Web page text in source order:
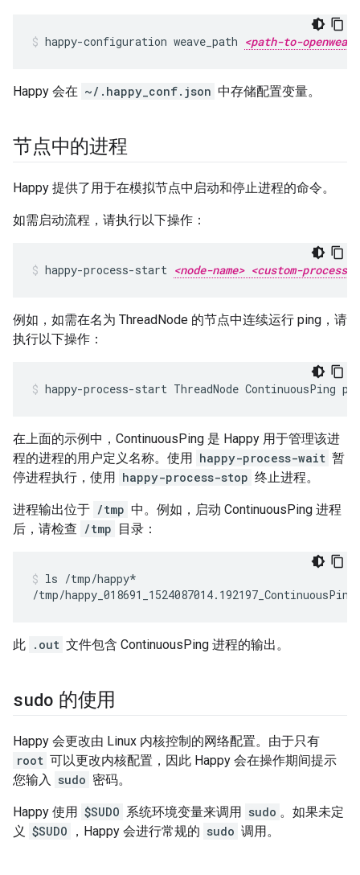
happy-configuration weave_path <path-to-
Happy 会在 ~/.happy_conf.json 中存储配置变量。
节点中的进程
Happy 提供了用于在模拟节点中启动和停止进程的命令。
如需启动流程，请执行以下操作：
happy-process-start <node-name> <custom-process-
例如，如需在名为 ThreadNode 的节点中连续运行 ping，请
执行以下操作：
happy-process-start ThreadNode ContinuousPing
在上面的示例中，ContinuousPing 是 Happy 用于管理该进
程的进程的用户定义名称。使用 happy-process-wait 暂
停进程执行，使用 happy-process-stop 终止进程。
进程输出位于 /tmp 中。例如，启动 ContinuousPing 进程
后，请检查 /tmp 目录：
ls /tmp/happy*
/tmp/
此 .out 文件包含 ContinuousPing 进程的输出。
sudo 的使用
Happy 会更改由 Linux 内核控制的网络配置。由于只有
root 可以更改内核配置，因此 Happy 会在操作期间提示
您输入 sudo 密码。
Happy 使用 $SUDO 系统环境变量来调用 sudo 。如果未定
义 $SUDO ，Happy 会进行常规的 sudo 调用。